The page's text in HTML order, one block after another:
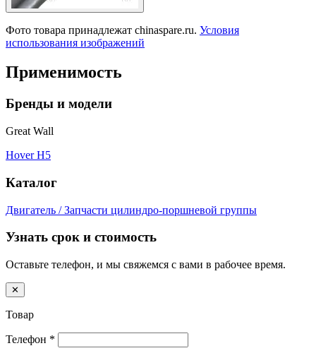
Фото товара принадлежат chinaspare.ru. Условия
использования изображений
Применимость
Бренды и модели
Great Wall
Hover H5
Каталог
Двигатель / Запчасти цилиндро-поршневой группы
Узнать срок и стоимость
Оставьте телефон, и мы свяжемся с вами в рабочее время.
✕
Товар
Телефон *